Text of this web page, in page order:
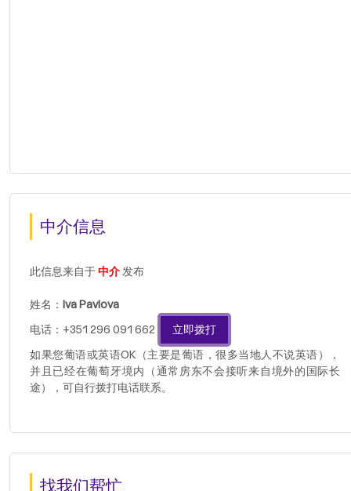
中介信息
此信息来自于中介发布
姓名： Iva Pavlova
电话：+351 296 091 662
立即拨打
如果您葡语或英语OK（主要是葡语，很多当地人不说英语），
并且已经在葡萄牙境内（通常房东不会接听来自境外的国际长
途），可自行拨打电话联系。
找我们帮忙